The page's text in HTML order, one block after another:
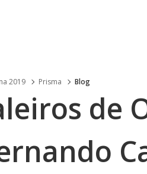
2019 Prisma Blog
de